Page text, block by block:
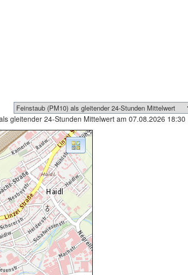
gleitender 24-Stunden Mittelwert am 07.08.2026 18:30